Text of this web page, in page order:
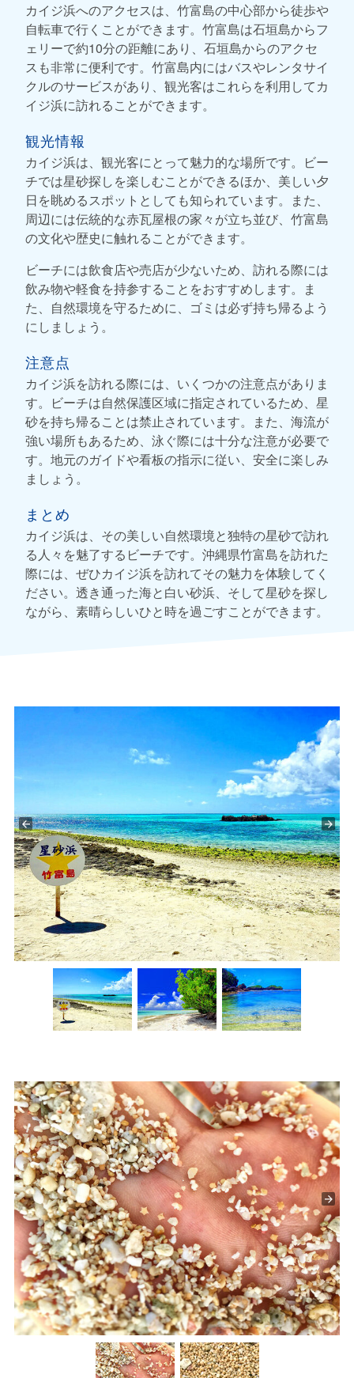
カイジ浜へのアクセスは、竹富島の中心部から徒歩や
自転車で行くことができます。竹富島は石垣島からフ
ェリーで約10分の距離にあり、石垣島からのアクセ
スも非常に便利です。竹富島内にはバスやレンタサイ
クルのサービスがあり、観光客はこれらを利用してカ
イジ浜に訪れることができます。
観光情報
カイジ浜は、観光客にとって魅力的な場所です。ビー
チでは星砂探しを楽しむことができるほか、美しい夕
日を眺めるスポットとしても知られています。また、
周辺には伝統的な赤瓦屋根の家々が立ち並び、竹富島
の文化や歴史に触れることができます。
ビーチには飲食店や売店が少ないため、訪れる際には
飲み物や軽食を持参することをおすすめします。ま
た、自然環境を守るために、ゴミは必ず持ち帰るよう
にしましょう。
注意点
カイジ浜を訪れる際には、いくつかの注意点がありま
す。ビーチは自然保護区域に指定されているため、星
砂を持ち帰ることは禁止されています。また、海流が
強い場所もあるため、泳ぐ際には十分な注意が必要で
す。地元のガイドや看板の指示に従い、安全に楽しみ
ましょう。
まとめ
カイジ浜は、その美しい自然環境と独特の星砂で訪れ
る人々を魅了するビーチです。沖縄県竹富島を訪れた
際には、ぜひカイジ浜を訪れてその魅力を体験してく
ださい。透き通った海と白い砂浜、そして星砂を探し
ながら、素晴らしいひと時を過ごすことができます。